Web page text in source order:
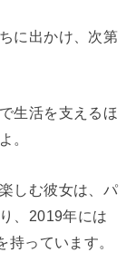
に出かけ、次第
生活を支えるほ
。
しむ彼女は、パ
、2019年には
っています。